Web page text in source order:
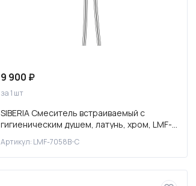
9 900 ₽
за 1 шт
SIBERIA Смеситель встраиваемый с
гигиеническим душем, латунь, хром, LMF-
Артикул: LMF-7058B-C